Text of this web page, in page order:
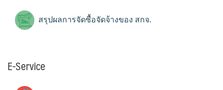
สรุปผลการจัดซื้อจัดจ้างของ สกจ.
E-Service